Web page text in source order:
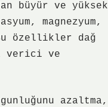
büyür ve yüksek
magnezyum,
özellikler dağ
verici ve
azaltma,